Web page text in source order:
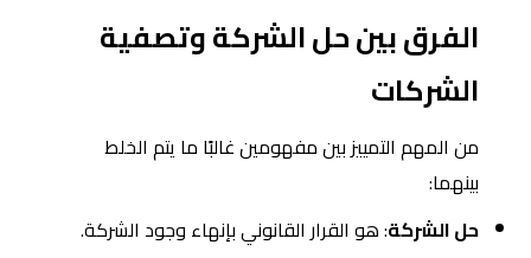
الفرق بين حل الشركة وتصفية
الشركات
من المهم التمييز بين مفهومين غالبًا ما يتم الخلط
بينهما:
حل الشركة: هو القرار القانوني بإنهاء وجود الشركة.